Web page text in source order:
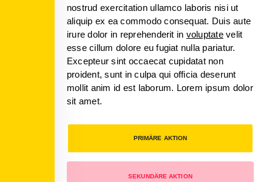
nostrud exercitation ullamco laboris nisi ut
aliquip ex ea commodo consequat. Duis aute
irure dolor in reprehenderit in voluptatevelit
esse cillum dolore eu fugiat nulla pariatur.
Excepteur sint occaecat cupidatat non
proident, sunt in culpa qui officia deserunt
mollit anim id est laborum. Lorem ipsum dolor
sit amet.
PRIMÄRE AKTION
SEKUNDÄRE AKTION